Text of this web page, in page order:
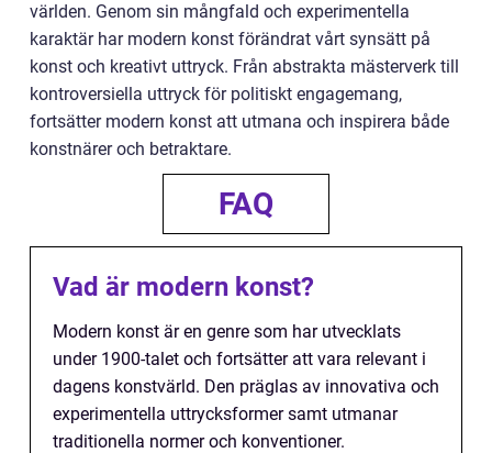
världen. Genom sin mångfald och experimentella
karaktär har modern konst förändrat vårt synsätt på
konst och kreativt uttryck. Från abstrakta mästerverk till
kontroversiella uttryck för politiskt engagemang,
fortsätter modern konst att utmana och inspirera både
konstnärer och betraktare.
FAQ
Vad är modern konst?
Modern konst är en genre som har utvecklats
under 1900-talet och fortsätter att vara relevant i
dagens konstvärld. Den präglas av innovativa och
experimentella uttrycksformer samt utmanar
traditionella normer och konventioner.